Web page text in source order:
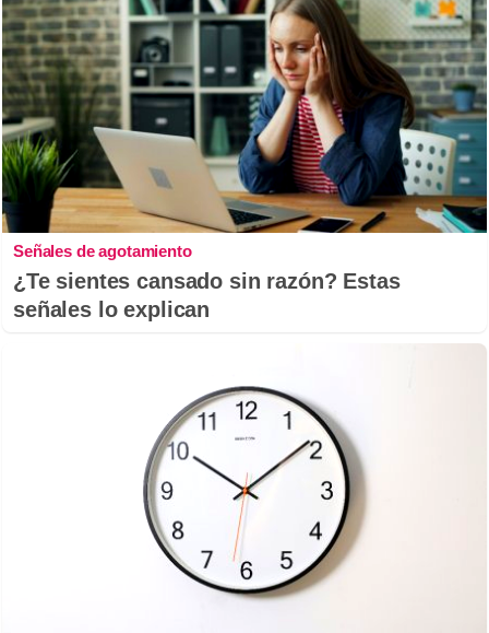
Señales de agotamiento
¿Te sientes cansado sin razón? Estas
señales lo explican